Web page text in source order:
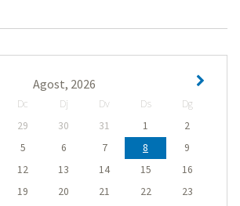
Agost, 2026
Dc Dj Dv Ds
Dg
29 30 31 1
2
5 6 7 8
9
12 13 14 15
16
19 20 21 22
23